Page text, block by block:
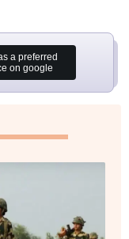
a preferred
on google